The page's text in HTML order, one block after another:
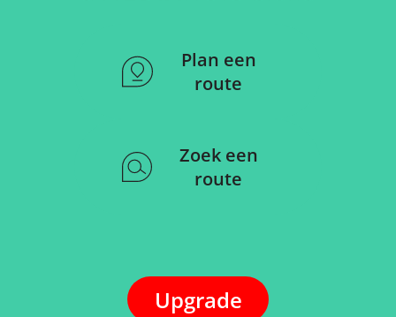
Plan een
route
Zoek een
route
Upgrade